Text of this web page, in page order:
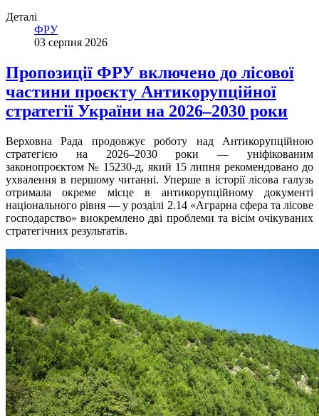
Деталі
ФРУ
03 серпня 2026
Пропозиції ФРУ включено до лісової
частини проєкту Антикорупційної
стратегії України на 2026–2030 роки
Верховна Рада продовжує роботу над Антикорупційною
стратегією на 2026–2030 роки — уніфікованим
законопроєктом № 15230-д, який 15 липня рекомендовано до
ухвалення в першому читанні. Уперше в історії лісова галузь
отримала окреме місце в антикорупційному документі
національного рівня — у розділі 2.14 «Аграрна сфера та лісове
господарство» виокремлено дві проблеми та вісім очікуваних
стратегічних результатів.